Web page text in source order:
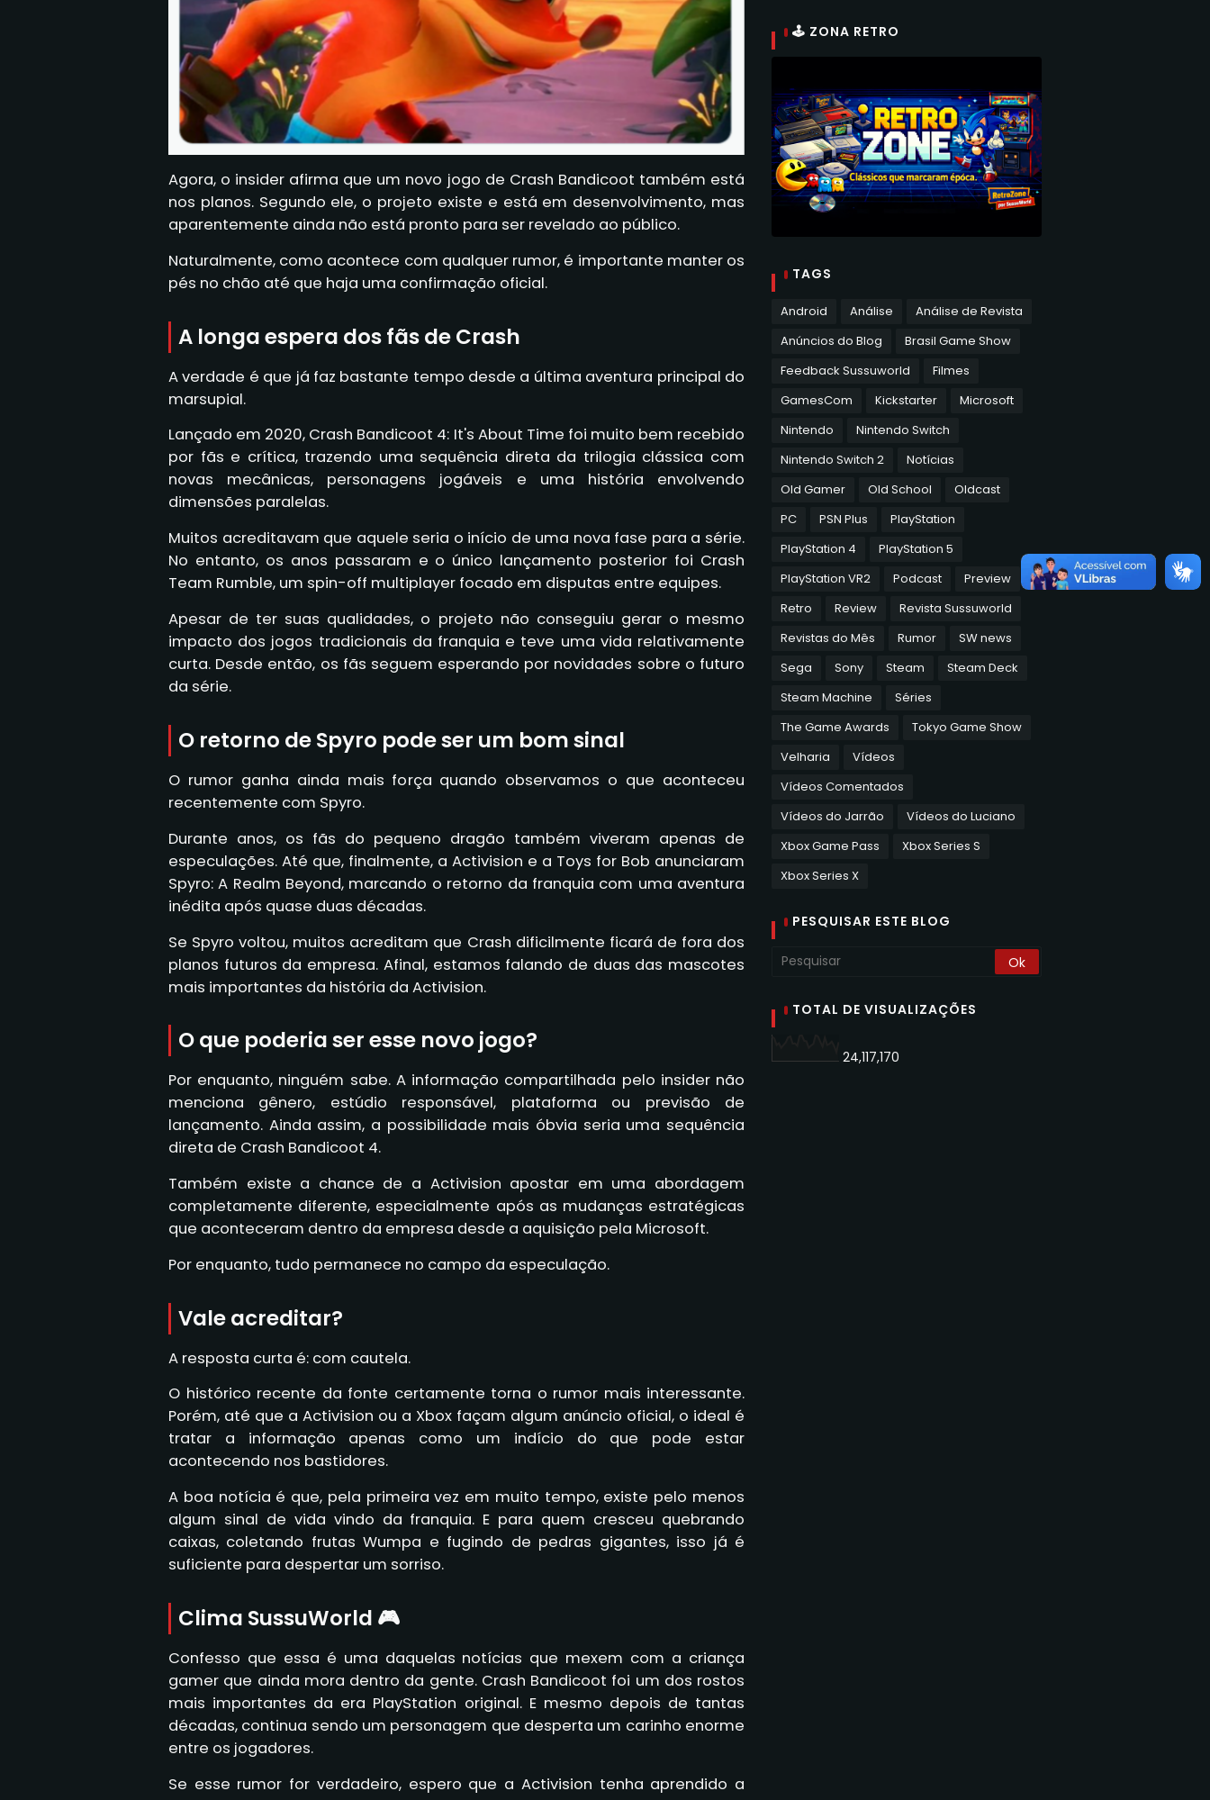
Agora, o insider afirma que um novo jogo de Crash Bandicoot também está
nos planos. Segundo ele, o projeto existe e está em desenvolvimento, mas
aparentemente ainda não está pronto para ser revelado ao público.
Naturalmente, como acontece com qualquer rumor, é importante manter os
pés no chão até que haja uma confirmação oficial.
A longa espera dos fãs de Crash
A verdade é que já faz bastante tempo desde a última aventura principal do
marsupial.
Lançado em 2020, Crash Bandicoot 4: It's About Time foi muito bem recebido
por fãs e crítica, trazendo uma sequência direta da trilogia clássica com
novas mecânicas, personagens jogáveis e uma história envolvendo
dimensões paralelas.
Muitos acreditavam que aquele seria o início de uma nova fase para a série.
No entanto, os anos passaram e o único lançamento posterior foi Crash
Team Rumble, um spin-off multiplayer focado em disputas entre equipes.
Apesar de ter suas qualidades, o projeto não conseguiu gerar o mesmo
impacto dos jogos tradicionais da franquia e teve uma vida relativamente
curta. Desde então, os fãs seguem esperando por novidades sobre o futuro
da série.
O retorno de Spyro pode ser um bom sinal
O rumor ganha ainda mais força quando observamos o que aconteceu
recentemente com Spyro.
Durante anos, os fãs do pequeno dragão também viveram apenas de
especulações. Até que, finalmente, a Activision e a Toys for Bob anunciaram
Spyro: A Realm Beyond, marcando o retorno da franquia com uma aventura
inédita após quase duas décadas.
Se Spyro voltou, muitos acreditam que Crash dificilmente ficará de fora dos
planos futuros da empresa. Afinal, estamos falando de duas das mascotes
mais importantes da história da Activision.
O que poderia ser esse novo jogo?
Por enquanto, ninguém sabe. A informação compartilhada pelo insider não
menciona gênero, estúdio responsável, plataforma ou previsão de
lançamento. Ainda assim, a possibilidade mais óbvia seria uma sequência
direta de Crash Bandicoot 4.
Também existe a chance de a Activision apostar em uma abordagem
completamente diferente, especialmente após as mudanças estratégicas
que aconteceram dentro da empresa desde a aquisição pela Microsoft.
Por enquanto, tudo permanece no campo da especulação.
Vale acreditar?
A resposta curta é: com cautela.
O histórico recente da fonte certamente torna o rumor mais interessante.
Porém, até que a Activision ou a Xbox façam algum anúncio oficial, o ideal é
tratar a informação apenas como um indício do que pode estar
acontecendo nos bastidores.
A boa notícia é que, pela primeira vez em muito tempo, existe pelo menos
algum sinal de vida vindo da franquia. E para quem cresceu quebrando
caixas, coletando frutas Wumpa e fugindo de pedras gigantes, isso já é
suficiente para despertar um sorriso.
Clima SussuWorld 🎮
Confesso que essa é uma daquelas notícias que mexem com a criança
gamer que ainda mora dentro da gente. Crash Bandicoot foi um dos rostos
mais importantes da era PlayStation original. E mesmo depois de tantas
décadas, continua sendo um personagem que desperta um carinho enorme
entre os jogadores.
Se esse rumor for verdadeiro, espero que a Activision tenha aprendido a
🕹 ZONA RETRO
TAGS
Android Análise
Análise de Revista
Anúncios do Blog
Brasil Game Show
Feedback Sussuworld
Filmes
GamesCom
Kickstarter
Microsoft
Nintendo
Nintendo Switch
Nintendo Switch 2
Notícias
Old Gamer
Old School
Oldcast
PC
PSN Plus
PlayStation
PlayStation 4
PlayStation 5
PlayStation VR2
Podcast
Preview
Retro
Review
Revista Sussuworld
Revistas do Mês
Rumor
SW news
Sega
Sony Steam
Steam Deck
Steam Machine
Séries
The Game Awards
Tokyo Game Show
Velharia
Vídeos
Vídeos Comentados
Vídeos do Jarrão
Vídeos do Luciano
Xbox Game Pass
Xbox Series S
Xbox Series X
PESQUISAR ESTE BLOG
TOTAL DE VISUALIZAÇÕES
24,117,170